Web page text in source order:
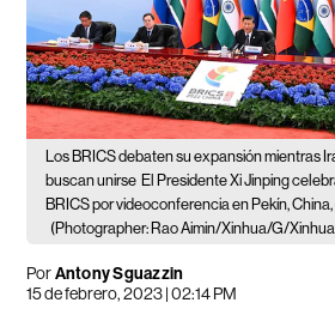
Los BRICS debaten su expansión mientras
buscan unirse El Presidente Xi Jinping
BRICS por videoconferencia en Pekín,
(Photographer: Rao Aimin/Xinhua/G/
PorAntony Sguazzin
15 de febrero, 2023 | 02:14 PM